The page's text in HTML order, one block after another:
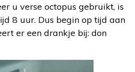
u verse octopus gebruikt, is
8 uur. Dus begin op tijd aan
er een drankje bij: don